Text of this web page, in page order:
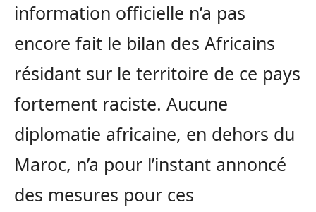
information officielle n’a pas
encore fait le bilan des Africains
résidant sur le territoire de ce pays
fortement raciste. Aucune
diplomatie africaine, en dehors du
Maroc, n’a pour l’instant annoncé
des mesures pour ces